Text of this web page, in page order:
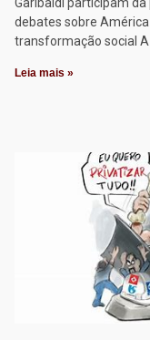
Garibaldi participam
debates sobre
transformação social A
Leia mais »